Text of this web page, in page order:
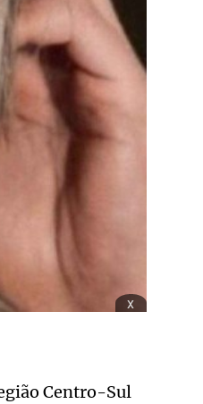
x
Centro-Sul